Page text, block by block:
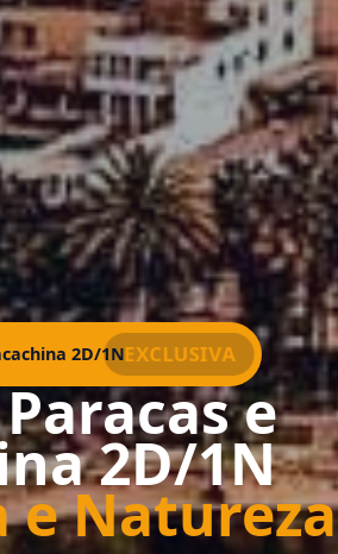
2D/1NEXCLUSIVA
e
2D/1N
e Natureza